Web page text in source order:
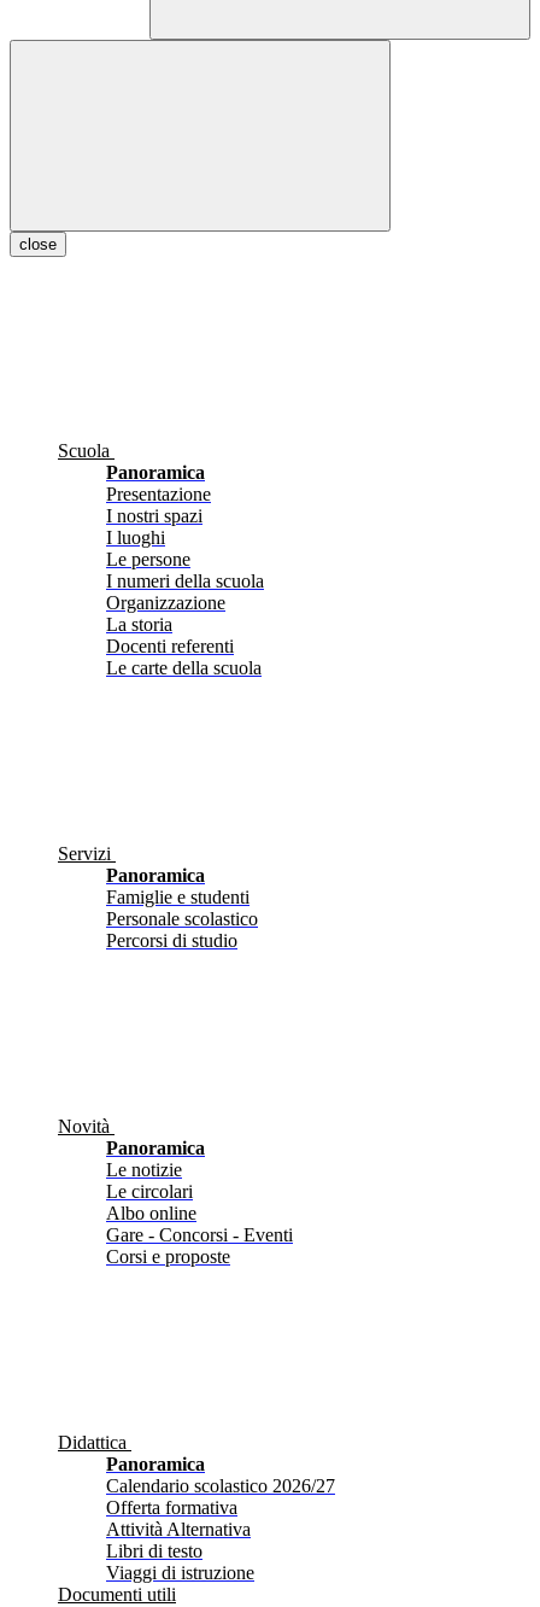
close
Scuola
Panoramica
Presentazione
I nostri spazi
I luoghi
Le persone
I numeri della scuola
Organizzazione
La storia
Docenti referenti
Le carte della scuola
Servizi
Panoramica
Famiglie e studenti
Personale scolastico
Percorsi di studio
Novità
Panoramica
Le notizie
Le circolari
Albo online
Gare - Concorsi - Eventi
Corsi e proposte
Didattica
Panoramica
Calendario scolastico 2026/27
Offerta formativa
Attività Alternativa
Libri di testo
Viaggi di istruzione
Documenti utili